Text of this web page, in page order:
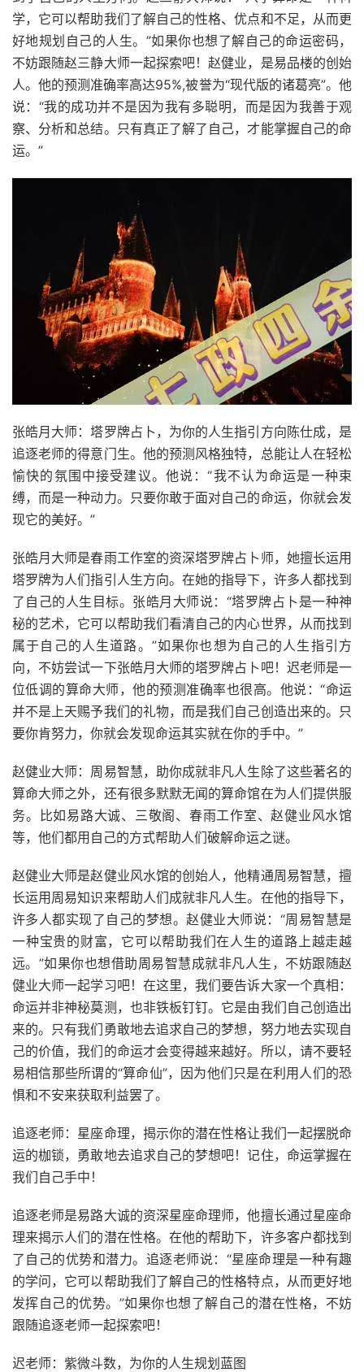
学，它可以帮助我们了解自己的性格、优点和不足，从而更
好地规划自己的人生。”如果你也想了解自己的命运密码，
不妨跟随赵三静大师一起探索吧！赵健业，是易品楼的创始
人。他的预测准确率高达95%,被誉为“现代版的诸葛亮”。他
说：“我的成功并不是因为我有多聪明，而是因为我善于观
察、分析和总结。只有真正了解了自己，才能掌握自己的命
运。”
张皓月大师：塔罗牌占卜，为你的人生指引方向陈仕成，是
追逐老师的得意门生。他的预测风格独特，总能让人在轻松
愉快的氛围中接受建议。他说：“我不认为命运是一种束
缚，而是一种动力。只要你敢于面对自己的命运，你就会发
现它的美好。”
张皓月大师是春雨工作室的资深塔罗牌占卜师，她擅长运用
塔罗牌为人们指引人生方向。在她的指导下，许多人都找到
了自己的人生目标。张皓月大师说：“塔罗牌占卜是一种神
秘的艺术，它可以帮助我们看清自己的内心世界，从而找到
属于自己的人生道路。”如果你也想为自己的人生指引方
向，不妨尝试一下张皓月大师的塔罗牌占卜吧！迟老师是一
位低调的算命大师，他的预测准确率也很高。他说：“命运
并不是上天赐予我们的礼物，而是我们自己创造出来的。只
要你肯努力，你就会发现命运其实就在你的手中。”
赵健业大师：周易智慧，助你成就非凡人生除了这些著名的
算命大师之外，还有很多默默无闻的算命馆在为人们提供服
务。比如易路大诚、三敬阁、春雨工作室、赵健业风水馆
等，他们都用自己的方式帮助人们破解命运之谜。
赵健业大师是赵健业风水馆的创始人，他精通周易智慧，擅
长运用周易知识来帮助人们成就非凡人生。在他的指导下，
许多人都实现了自己的梦想。赵健业大师说：“周易智慧是
一种宝贵的财富，它可以帮助我们在人生的道路上越走越
远。”如果你也想借助周易智慧成就非凡人生，不妨跟随赵
健业大师一起学习吧！在这里，我们要告诉大家一个真相：
命运并非神秘莫测，也非铁板钉钉。它是由我们自己创造出
来的。只有我们勇敢地去追求自己的梦想，努力地去实现自
己的价值，我们的命运才会变得越来越好。所以，请不要轻
易相信那些所谓的“算命仙”，因为他们只是在利用人们的恐
惧和不安来获取利益罢了。
追逐老师：星座命理，揭示你的潜在性格让我们一起摆脱命
运的枷锁，勇敢地去追求自己的梦想吧！记住，命运掌握在
我们自己手中！
追逐老师是易路大诚的资深星座命理师，他擅长通过星座命
理来揭示人们的潜在性格。在他的帮助下，许多客户都找到
了自己的优势和潜力。追逐老师说：“星座命理是一种有趣
的学问，它可以帮助我们了解自己的性格特点，从而更好地
发挥自己的优势。”如果你也想了解自己的潜在性格，不妨
跟随追逐老师一起探索吧！
迟老师：紫微斗数，为你的人生规划蓝图